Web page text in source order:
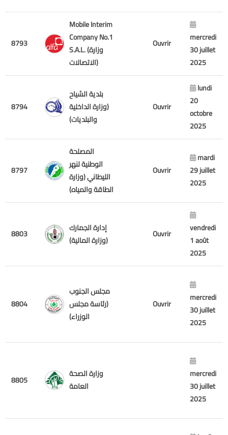
8793
Mobile Interim
Company No.1
S.A.L. (وزارة
الاتصالات)
Ouvrir
mercredi
30 juillet
2025
8794
بلدية الشياح
(وزارة الداخلية
والبلديات)
Ouvrir
lundi
20
octobre
2025
8797
المصلحة
الوطنية لنهر
الليطاني (وزارة
الطاقة والمياه)
Ouvrir
mardi
29 juillet
2025
8803
إدارة الجمارك
(وزارة المالية)
Ouvrir
vendredi
1 août
2025
8804
مجلس الجنوب
(رئاسة مجلس
الوزراء)
Ouvrir
mercredi
30 juillet
2025
8805
وزارة الصحة
العامة
mercredi
30 juillet
2025